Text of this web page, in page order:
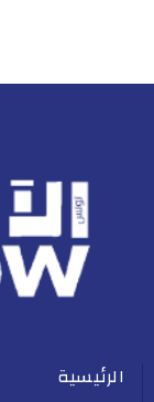
الرئيسية